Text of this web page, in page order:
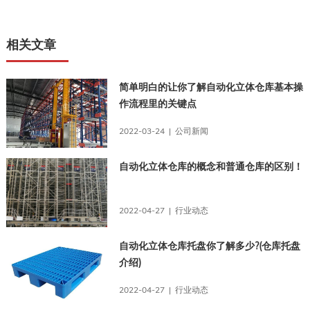
相关文章
简单明白的让你了解自动化立体仓库基本操
作流程里的关键点
2022-03-24 | 公司新闻
自动化立体仓库的概念和普通仓库的区别！
2022-04-27 | 行业动态
自动化立体仓库托盘你了解多少?(仓库托盘
介绍)
2022-04-27 | 行业动态